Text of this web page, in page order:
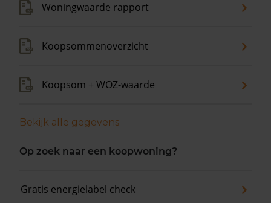
Woningwaarde rapport
Koopsommenoverzicht
Koopsom + WOZ-waarde
Bekijk alle gegevens
Op zoek naar een koopwoning?
Gratis energielabel check